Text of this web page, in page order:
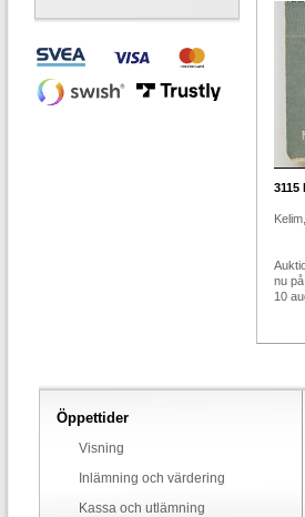
3115
nu
10
Öppettider
Visning
Inlämning och värdering
Kassa och utlämning